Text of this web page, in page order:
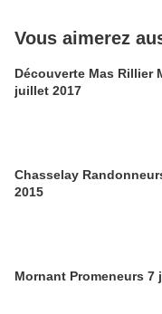
Vous aimerez
Découverte Mas Rillier
juillet 2017
Chasselay
2015
Mornant Promeneurs 7